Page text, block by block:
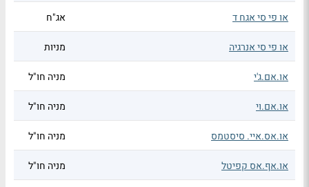
או פי סי אגח ד אג"ח
או פי סי אנרגיה מניות
או.אם.ג'י מניה חו"ל
או.אם.וי מניה חו"ל
או.אס.איי. סיסטמס מניה חו"ל
או.אף.אס קפיטל מניה חו"ל